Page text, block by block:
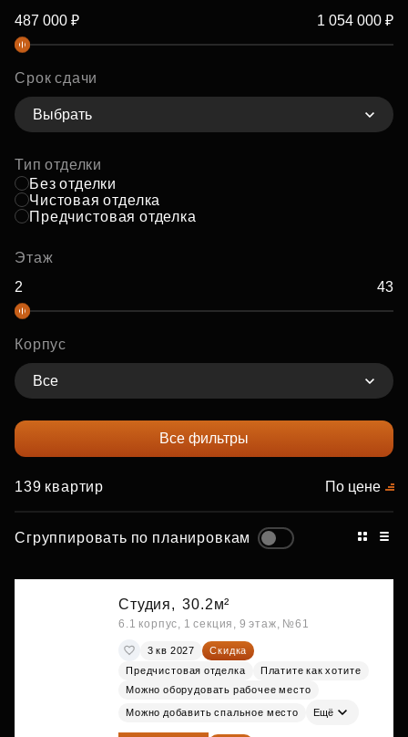
Срок сдачи
Выбрать
Тип отделки
Без отделки
Чистовая отделка
Предчистовая отделка
Этаж
Корпус
Все
Все фильтры
139 квартир
Сгруппировать по планировкам
По цене
Студия, 30.2м²
6.1 корпус, 1 секция, 9 этаж, №61
3 кв 2027
Скидка
Предчистовая отделка
Платите как хотите
Можно оборудовать рабочее место
Можно добавить спальное место Ещё